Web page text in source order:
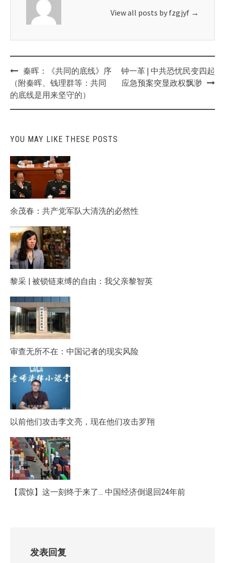
View all posts by fzgjyf →
Post
navigation
秦晖：《共同的底线》序
（附秦晖、钱理群等：共同
的底线是用来坚守的）
钟一革 | 中共恐忧民变四起
应急预案突显政权飘渺
YOU MAY LIKE THESE POSTS
余茂春：共产党军队大清洗的必然性
黎采 | 被锁链束缚的自由：我父亲黎智英
审查无所不在：中国记者的现实风险
以前他们攻击李文亮，现在他们攻击罗翔
【震惊】这一刻终于来了… 中国经济倒退回24年前
发表回复